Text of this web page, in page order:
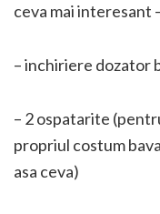
ceva mai interesant
– inchiriere dozator
– 2 ospatarite
propriul costum
asa ceva)